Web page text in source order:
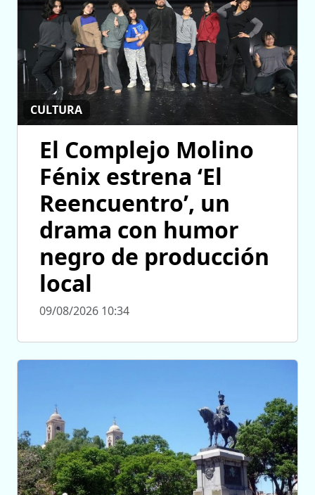
CULTURA
El Complejo Molino
Fénix estrena ‘El
Reencuentro’, un
drama con humor
negro de producción
local
09/08/2026 10:34